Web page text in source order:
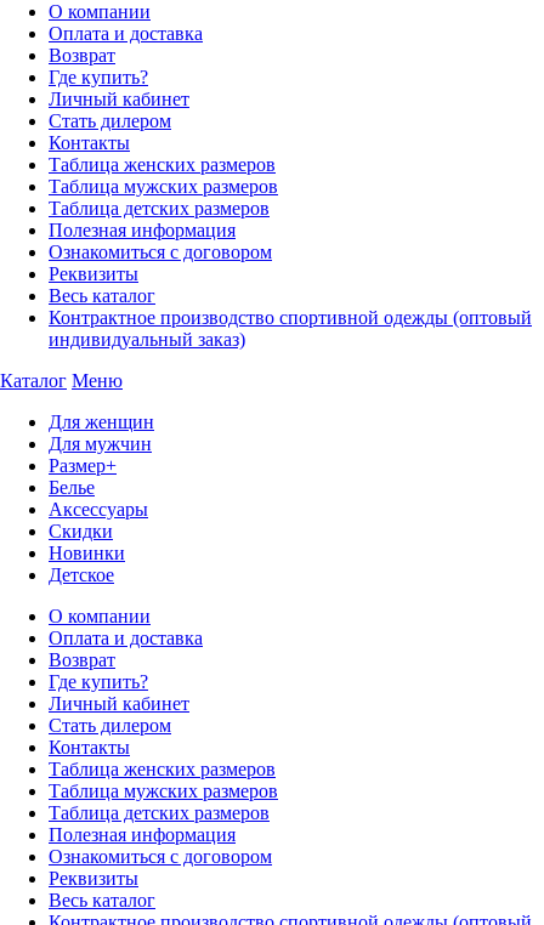
О компании
Оплата и доставка
Возврат
Где купить?
Личный кабинет
Стать дилером
Контакты
Таблица женских размеров
Таблица мужских размеров
Таблица детских размеров
Полезная информация
Ознакомиться с договором
Реквизиты
Весь каталог
Контрактное производство спортивной одежды (оптовый
индивидуальный заказ)
Каталог Меню
Для женщин
Для мужчин
Размер+
Белье
Аксессуары
Скидки
Новинки
Детское
О компании
Оплата и доставка
Возврат
Где купить?
Личный кабинет
Стать дилером
Контакты
Таблица женских размеров
Таблица мужских размеров
Таблица детских размеров
Полезная информация
Ознакомиться с договором
Реквизиты
Весь каталог